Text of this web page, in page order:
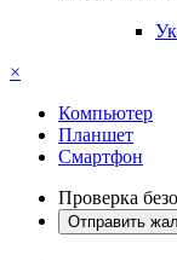
×
Компьютер
Планшет
Смартфон
Проверка
Отправить